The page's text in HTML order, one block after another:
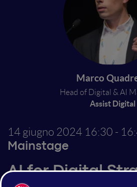
Marco
Head of Digital & AI
Assist Digital
14 giugno 2024 16:30 -
Mainstage
AI for Digital